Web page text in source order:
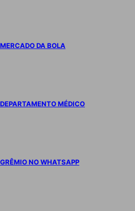
MERCADO DA BOLA
DEPARTAMENTO MÉDICO
GRÊMIO NO WHATSAPP